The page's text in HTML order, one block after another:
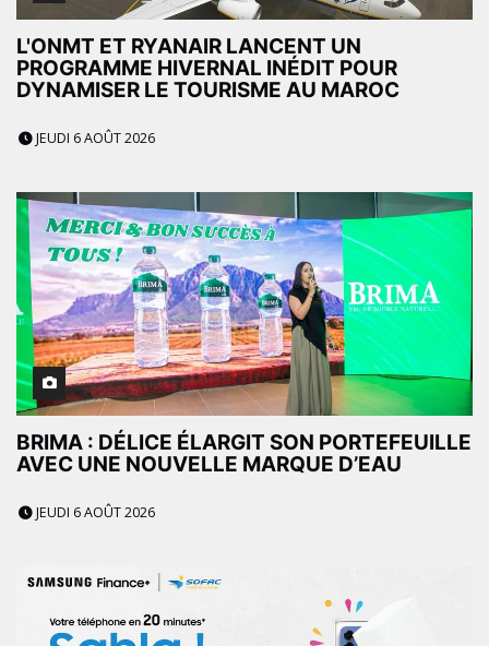
L'ONMT ET RYANAIR LANCENT UN
PROGRAMME HIVERNAL INÉDIT POUR
DYNAMISER LE TOURISME AU MAROC
JEUDI 6 AOÛT 2026
BRIMA : DÉLICE ÉLARGIT SON PORTEFEUILLE
AVEC UNE NOUVELLE MARQUE D’EAU
JEUDI 6 AOÛT 2026